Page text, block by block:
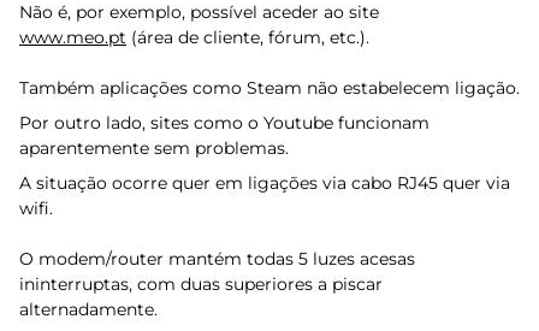
Não é, por exemplo, possível aceder ao site
www.meo.pt (área de cliente, fórum, etc.).
Também aplicações como Steam não estabelecem ligação.
Por outro lado, sites como o Youtube funcionam
aparentemente sem problemas.
A situação ocorre quer em ligações via cabo RJ45 quer via
wifi.
O modem/router mantém todas 5 luzes acesas
ininterruptas, com duas superiores a piscar
alternadamente.